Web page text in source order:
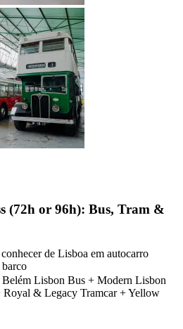
(72h or 96h): Bus, Tram &
de Lisboa em autocarro
Lisbon Bus + Modern Lisbon
& Legacy Tramcar + Yellow